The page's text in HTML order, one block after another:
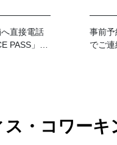
直接電話
PASS」事
事前
でご連
願い致
・コワーキ